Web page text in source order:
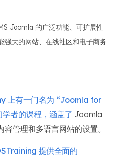
Joomla 的广泛功能、可扩展性
强大的网站、在线社区和电子商务
上有一门名为 “Joomla for
者的课程，涵盖了 Joomla
容管理和多语言网站的设置。
提供全面的